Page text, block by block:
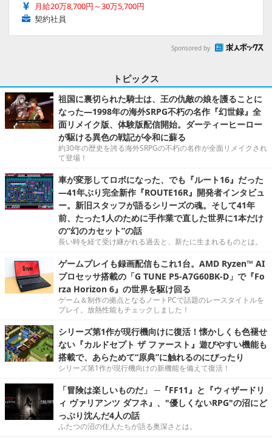
月給20万8,700円～30万5,700円
契約社員
Sponsored by
トピックス
祖国に裏切られた騎士は、王の仇敵の娘を護ることに
なった―1998年の海外SRPG不朽の名作『幻世録』全
面リメイク版、体験版配信開始。ダーティーヒーロー
が駆ける異色の戦記が令和に蘇る
約30年の歴史を誇る海外SRPGの不朽の名作が全面リメイクされ
て登場！
車が変形してロボになった、でも『ルート16』だった
―41年ぶり完全新作『ROUTE16R』開発者インタビュ
ー。新旧スタッフが語るシリーズの魂。そして41年
前、たった1人のために手作業で直した世界に1本だけ
の“幻のカセット”の話
長い時を経て受け継がれる過去と、新たに生まれるものとは。
ゲームプレイも録画配信もこれ1台。AMD Ryzen™ AI
プロセッサ搭載の「G TUNE P5-A7G60BK-D」で『Fo
rza Horizon 6』の世界を駆け回る
ゲーム＆制作の拠点となるノートPCで話題のレースタイトルを
プレイ。放熱性能もチェックしました！
シリーズ第1作が現行機向けに復活！懐かしくも色褪せ
ない『カルドセプト ザ ファースト』遊びやすい機能も
搭載で、あらためて“原典”に触れるのにぴったり
シリーズ第1作が現行機向けの新機能を備えて復活！
「冒険は楽しいものだ」 ─『FF11』と『ウィザードリ
ィ ヴァリアンツ ダフネ』、"優しくないRPG"の沼にど
っぷり沈んだ4人の話
ふたつの沼の住人たちが語る奥深さとは。